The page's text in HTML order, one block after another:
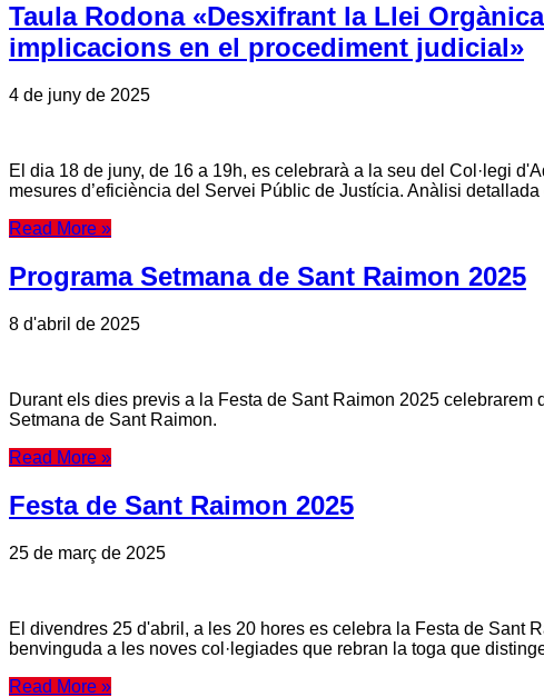
Taula Rodona «Desxifrant la Llei
implicacions en el procediment judicial»
4 de juny de 2025
El dia 18 de juny, de 16 a 19h, es celebrarà a la seu del Col·legi
mesures d’eficiència del Servei Públic de Justícia. Anàlisi
Read More »
Programa Setmana de Sant Raimon 2025
8 d'abril de 2025
Durant els dies previs a la Festa de Sant Raimon 2025
Setmana de Sant Raimon.
Read More »
Festa de Sant Raimon 2025
25 de març de 2025
El divendres 25 d'abril, a les 20 hores es celebra la Festa de Sant
benvinguda a les noves col·legiades que rebran la toga que
Read More »